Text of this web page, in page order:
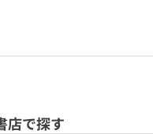
店で探す